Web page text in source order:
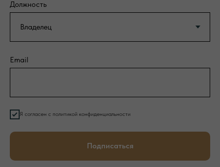
Должность
Email
Я согласен с политикой конфиденциальности
Подписаться